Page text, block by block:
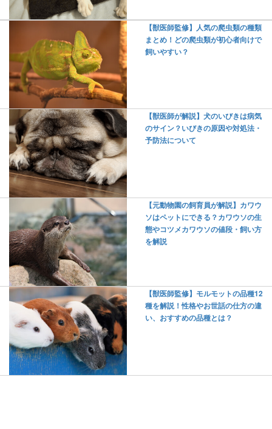
【獣医師監修】人気の爬虫類の種類
まとめ！どの爬虫類が初心者向けで
飼いやすい？
【獣医師が解説】犬のいびきは病気
のサイン？いびきの原因や対処法・
予防法について
【元動物園の飼育員が解説】カワウ
ソはペットにできる？カワウソの生
態やコツメカワウソの値段・飼い方
を解説
【獣医師監修】モルモットの品種12
種を解説！性格やお世話の仕方の違
い、おすすめの品種とは？